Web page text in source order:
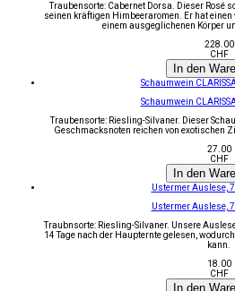
Traubensorte: Cabernet Dorsa. Dieser Rosé
seinen kräftigen Himbeeraromen. Er hat
einem ausgeglichenen Körper
228.00
CHF
In den
Schaumwein
Schaumwein
Traubensorte: Riesling-Silvaner. Dieser
Geschmacksnoten reichen von exotischen
27.00
CHF
In den
Ustermer Auslese,
Ustermer Auslese,
Traubnsorte: Riesling-Silvaner. Unsere
14 Tage nach der Haupternte gelesen,
kann.
18.00
CHF
In den